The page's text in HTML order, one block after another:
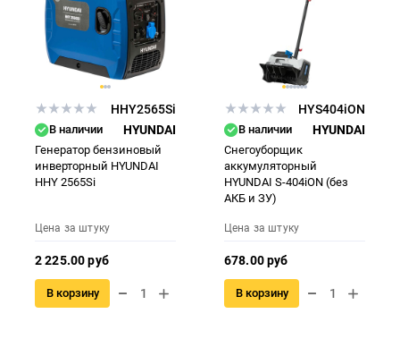
HHY2565Si
В наличии HYUNDAI
Генератор бензиновый
инверторный HYUNDAI
HHY 2565Si
Цена за штуку
2 225.00 руб
В корзину
HYS404iON
В наличии HYUNDAI
Снегоуборщик
аккумуляторный
HYUNDAI S-404iON (без
АКБ и ЗУ)
Цена за штуку
678.00 руб
В корзину